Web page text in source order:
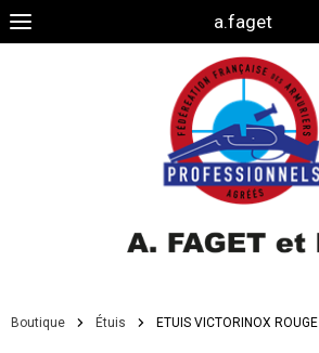
a.faget
Boutique Étuis ETUIS VICTORINOX ROUGE